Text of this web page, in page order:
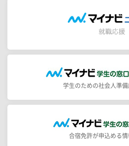
学生のための社会人準備
合宿免許が申込める情